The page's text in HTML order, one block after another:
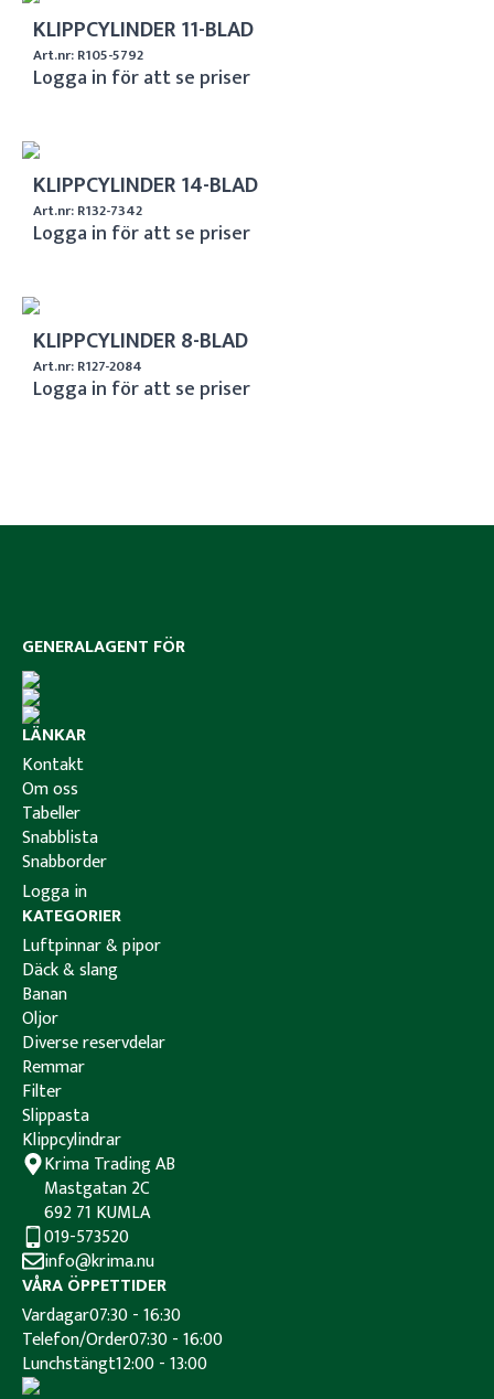
KLIPPCYLINDER 11-BLAD
Art.nr: R105-5792
Logga in för att se priser
KLIPPCYLINDER 14-BLAD
Art.nr: R132-7342
Logga in för att se priser
KLIPPCYLINDER 8-BLAD
Art.nr: R127-2084
Logga in för att se priser
Krima Trading AB
Mastgatan 2C
692 71 KUMLA
019-573520
info@krima.nu
VÅRA ÖPPETTIDER
Vardagar07:30 - 16:30
Telefon/Order07:30 - 16:00
Lunchstängt12:00 - 13:00
KATEGORIER
Luftpinnar & pipor
Däck & slang
Banan
Oljor
Diverse reservdelar
Remmar
Filter
Slippasta
Klippcylindrar
LÄNKAR
Kontakt
Om oss
Tabeller
Snabblista
Snabborder
Logga in
GENERALAGENT FÖR